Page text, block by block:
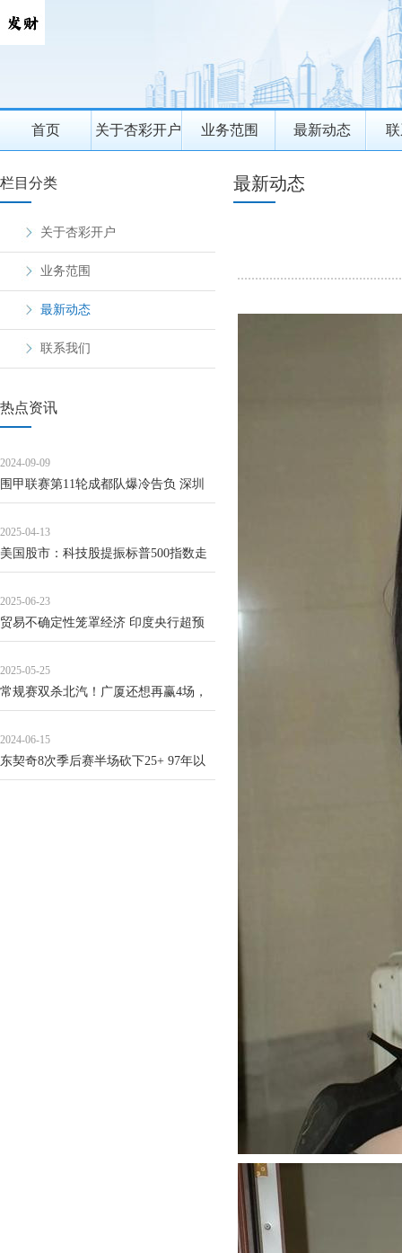
首页 关于杏彩开户 业务范围 最新动态
栏目分类
关于杏彩开户
业务范围
最新动态
联系我们
热点资讯
2024-09-09
围甲联赛第11轮成都队爆冷告负 深圳
2025-04-13
美国股市：科技股提振标普500指数走
2025-06-23
贸易不确定性笼罩经济 印度央行超预
2025-05-25
常规赛双杀北汽！广厦还想再赢4场，
2024-06-15
东契奇8次季后赛半场砍下25+ 97年以
最新动态